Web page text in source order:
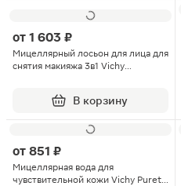
от 1 603 ₽
Мицеллярный лосьон для лица для
снятия макияжа 3в1 Vichy
В корзину
от 851 ₽
Мицеллярная вода для
чувствительной кожи Vichy Purete